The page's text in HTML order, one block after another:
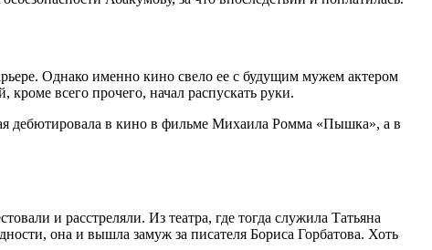
Однако именно кино свело ее с будущим мужем актером
всего прочего, начал распускать руки.
дебютировала в кино в фильме Михаила Ромма «Пышка», а в
и расстреляли. Из театра, где тогда служила Татьяна
она и вышла замуж за писателя Бориса Горбатова. Хоть